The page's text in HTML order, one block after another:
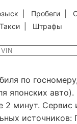
Пробеги
Такси| Штрафы
по
японских
2 минут. Сервис